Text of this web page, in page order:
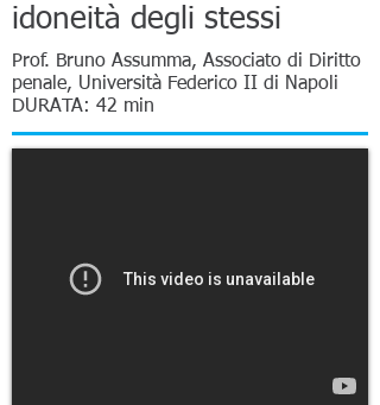
idoneità degli stessi
Prof. Bruno Assumma, Associato di Diritto
penale, Università Federico II di Napoli
DURATA: 42 min